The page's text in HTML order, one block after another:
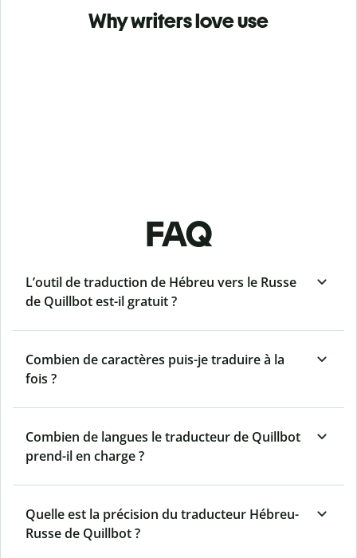
Why writers love use
FAQ
L’outil de traduction de Hébreu vers le Russe
de Quillbot est-il gratuit ?
Combien de caractères puis-je traduire à la
fois ?
Combien de langues le traducteur de Quillbot
prend-il en charge ?
Quelle est la précision du traducteur Hébreu-
Russe de Quillbot ?